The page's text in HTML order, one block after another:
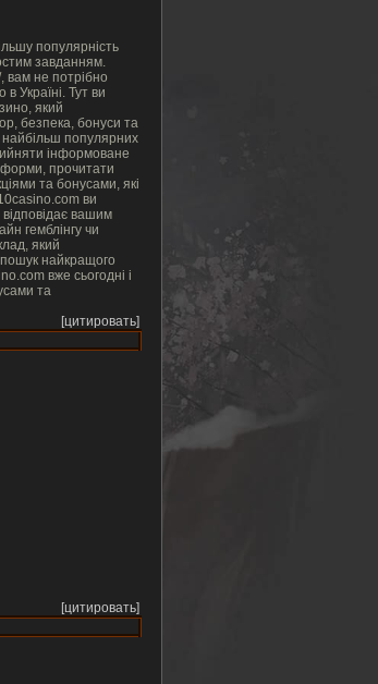
популярність
вам не потрібно
Тут ви
та бонусами, які
гемблінгу чи
вже сьогодні і
[цитировать]
[цитировать]